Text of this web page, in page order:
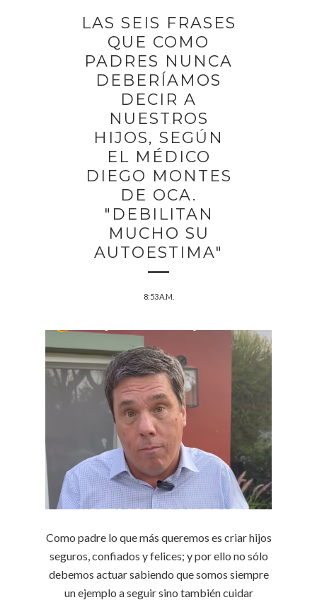
LAS SEIS FRASES
QUE COMO
PADRES NUNCA
DEBERÍAMOS
DECIR A
NUESTROS
HIJOS, SEGÚN
EL MÉDICO
DIEGO MONTES
DE OCA.
"DEBILITAN
MUCHO SU
AUTOESTIMA"
8:53 A.M.
Como padre lo que más queremos es criar hijos
seguros, confiados y felices; y por ello no sólo
debemos actuar sabiendo que somos siempre
un ejemplo a seguir sino también cuidar